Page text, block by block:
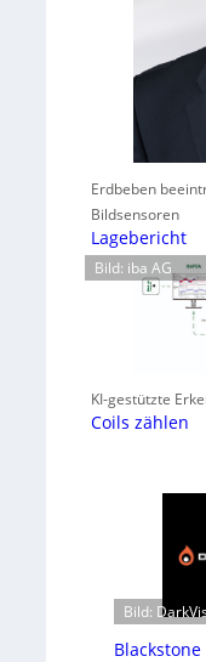
Erdbeben
Bildsensoren
Lagebericht
Bild: iba AG
KI-gestützte
Coils zählen
Bild: